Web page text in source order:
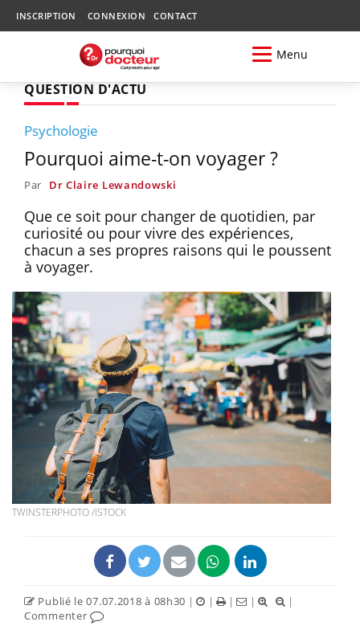
INSCRIPTION CONNEXION CONTACT
Menu
QUESTION D'ACTU
Psychologie
Pourquoi aime-t-on voyager ?
Par Dr Claire Lewandowski
Que ce soit pour changer de quotidien, par
curiosité ou pour vivre des expériences,
chacun a ses propres raisons qui le poussent
à voyager.
TWINSTERPHOTO /ISTOCK
Publié le 07.07.2018 à 08h30 | | | |
|
Commenter